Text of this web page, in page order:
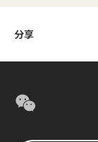
分享